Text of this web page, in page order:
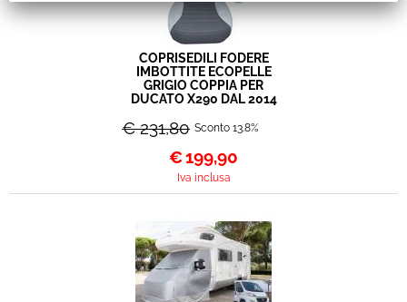
COPRISEDILI FODERE
IMBOTTITE ECOPELLE
GRIGIO COPPIA PER
DUCATO X290 DAL 2014
€ 231,80 Sconto 13.8%
€199,90
Iva inclusa